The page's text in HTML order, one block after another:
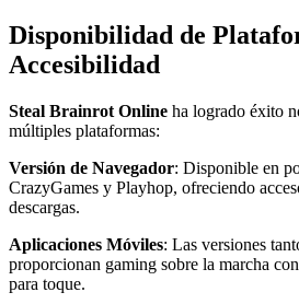
Disponibilidad de
Accesibilidad
Steal Brainrot Online ha logrado éxito
múltiples plataformas:
Versión de Navegador: Disponible en
CrazyGames y Playhop, ofreciendo
descargas.
Aplicaciones Móviles: Las versiones
proporcionan gaming sobre la marcha
para toque.